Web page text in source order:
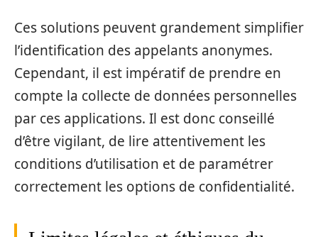
Ces solutions peuvent grandement simplifier
l’identification des appelants anonymes.
Cependant, il est impératif de prendre en
compte la collecte de données personnelles
par ces applications. Il est donc conseillé
d’être vigilant, de lire attentivement les
conditions d’utilisation et de paramétrer
correctement les options de confidentialité.